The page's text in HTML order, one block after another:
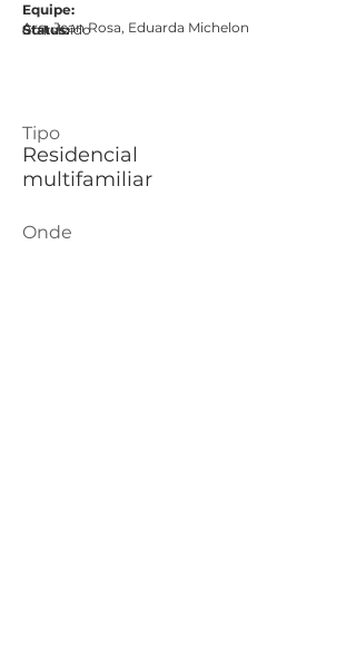
Equipe:
Arq. Jean Rosa, Eduarda Michelon
Status:
Concluído
Tipo
Residencial
multifamiliar
Onde